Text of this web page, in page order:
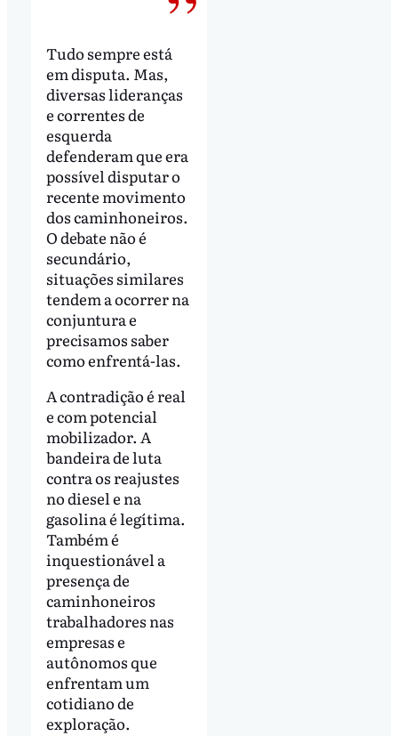
Tudo sempre está
em disputa. Mas,
diversas lideranças
e correntes de
esquerda
defenderam que era
possível disputar o
recente movimento
dos caminhoneiros.
O debate não é
secundário,
situações similares
tendem a ocorrer na
conjuntura e
precisamos saber
como enfrentá-las.
A contradição é real
e com potencial
mobilizador. A
bandeira de luta
contra os reajustes
no diesel e na
gasolina é legítima.
Também é
inquestionável a
presença de
caminhoneiros
trabalhadores nas
empresas e
autônomos que
enfrentam um
cotidiano de
exploração.